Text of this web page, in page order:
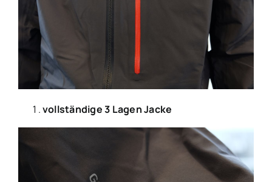
vollständige 3 Lagen Jacke